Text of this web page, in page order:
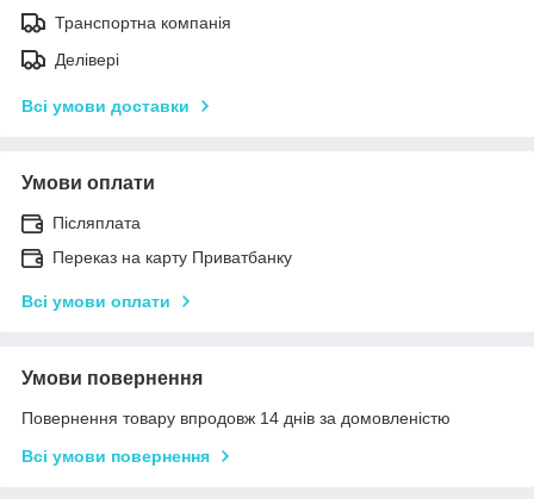
Транспортна компанія
Делівері
Всі умови доставки
Умови оплати
Післяплата
Переказ на карту Приватбанку
Всі умови оплати
Умови повернення
Повернення товару впродовж 14 днів за домовленістю
Всі умови повернення